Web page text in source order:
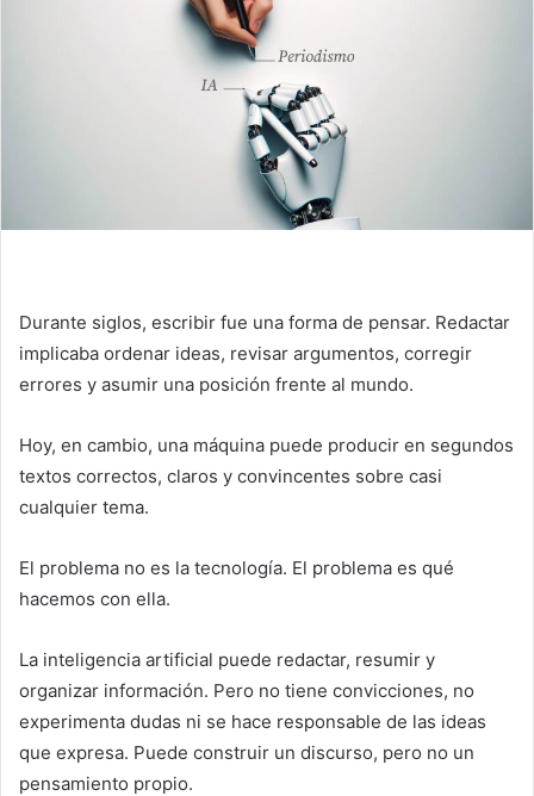
Durante siglos, escribir fue una forma de pensar. Redactar
implicaba ordenar ideas, revisar argumentos, corregir
errores y asumir una posición frente al mundo.
Hoy, en cambio, una máquina puede producir en segundos
textos correctos, claros y convincentes sobre casi
cualquier tema.
El problema no es la tecnología. El problema es qué
hacemos con ella.
La inteligencia artificial puede redactar, resumir y
organizar información. Pero no tiene convicciones, no
experimenta dudas ni se hace responsable de las ideas
que expresa. Puede construir un discurso, pero no un
pensamiento propio.